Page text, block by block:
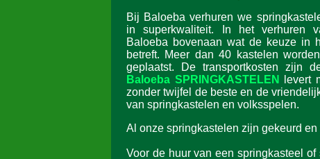
Bij Baloeba verhuren we
in superkwaliteit. In het verhuren
Baloeba bovenaan wat de keuze in
betreft. Meer dan 40 kastelen
geplaatst. De transportkosten zijn
Baloeba SPRINGKASTELEN
levert
zonder twijfel de beste en de
van springkastelen en volksspelen.
Al onze springkastelen zijn gekeurd
Voor de huur van een springkasteel